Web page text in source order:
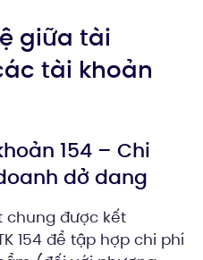
giữa tài
tài khoản
154 – Chi
dở dang
chung được kết
154 để tập hợp chi phí